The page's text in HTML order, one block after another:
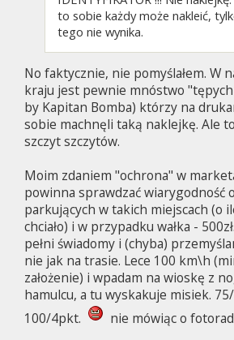
to sobie każdy może nakleić,
tego nie wynika.
No faktycznie, nie pomyślałem. W
kraju jest pewnie mnóstwo
by Kapitan Bomba) którzy na
sobie machnęli taką naklejkę. Ale
szczyt szczytów.
Moim zdaniem "ochrona" w
powinna sprawdzać wiarygodność
parkujących w takich miejscach (o
chciało) i w przypadku wałka -
pełni świadomy i (chyba)
nie jak na trasie. Lece 100 km\h
założenie) i wpadam na wioskę z
hamulcu, a tu wyskakuje misiek.
100/4pkt.
nie mówiąc o